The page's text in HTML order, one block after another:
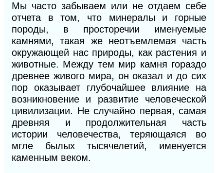
Мы часто забываем или не отдаем себе
отчета в том, что минералы и горные
породы, в просторечии именуемые
камнями, такая же неотъемлемая часть
окружающей нас природы, как растения и
животные. Между тем мир камня гораздо
древнее живого мира, он оказал и до сих
пор оказывает глубочайшее влияние на
возникновение и развитие человеческой
цивилизации. Не случайно первая, самая
древняя и продолжительная часть
истории человечества, теряющаяся во
мгле былых тысячелетий, именуется
каменным веком.